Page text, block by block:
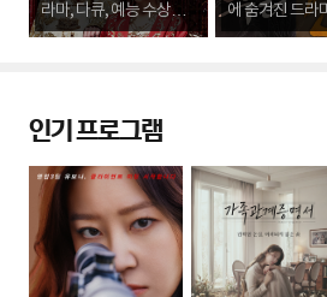
라마, 다큐, 예능 수상작
품은?
에 숨겨진 드라
양한 비화' 돌아
인기 프로그램